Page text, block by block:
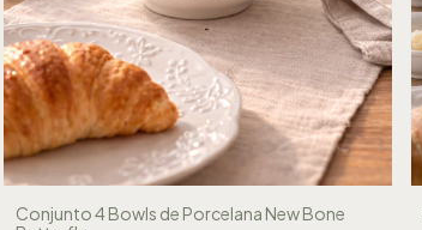
Conjunto 4 Bowls de Porcelana New Bone